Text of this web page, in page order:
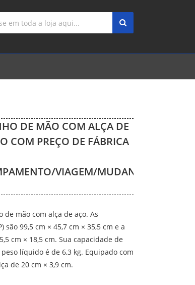
DE MÃO COM ALÇA DE
COM PREÇO DE FÁBRICA
VIAGEM/MUDANÇA
de mão com alça de aço. As
são 99,5 cm × 45,7 cm × 35,5 cm e a
cm × 18,5 cm. Sua capacidade de
líquido é de 6,3 kg. Equipado com
de 20 cm × 3,9 cm.